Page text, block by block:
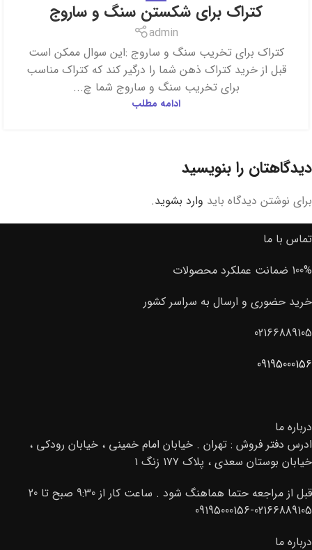
admin
‎کتراک برای تخریب سنگ و ساروج :این سوال ممکن است
قبل از خرید کتراک ذهن شما را درگیر کند که کتراک مناسب
برای تخریب سنگ و ساروج شما چ...
ادامه مطلب
دیدگاهتان را بنویسید
برای نوشتن دیدگاه باید وارد بشوید.
تماس با ما
100% ضمانت عملکرد محصولات
خرید حضوری و ارسال به سراسر کشور
02166889105
09195000156
درباره ما
ادرس دفتر فروش : تهران . خیابان امام خمینی ، خیابان رودکی ،
خیابان بوستان سعدی ، پلاک ۱۷۷ زنگ ۱
قبل از مراجعه حتما هماهنگ شود . ساعت کار از 9:30 صبح تا 20
02166889105-09195000156
درباره ما